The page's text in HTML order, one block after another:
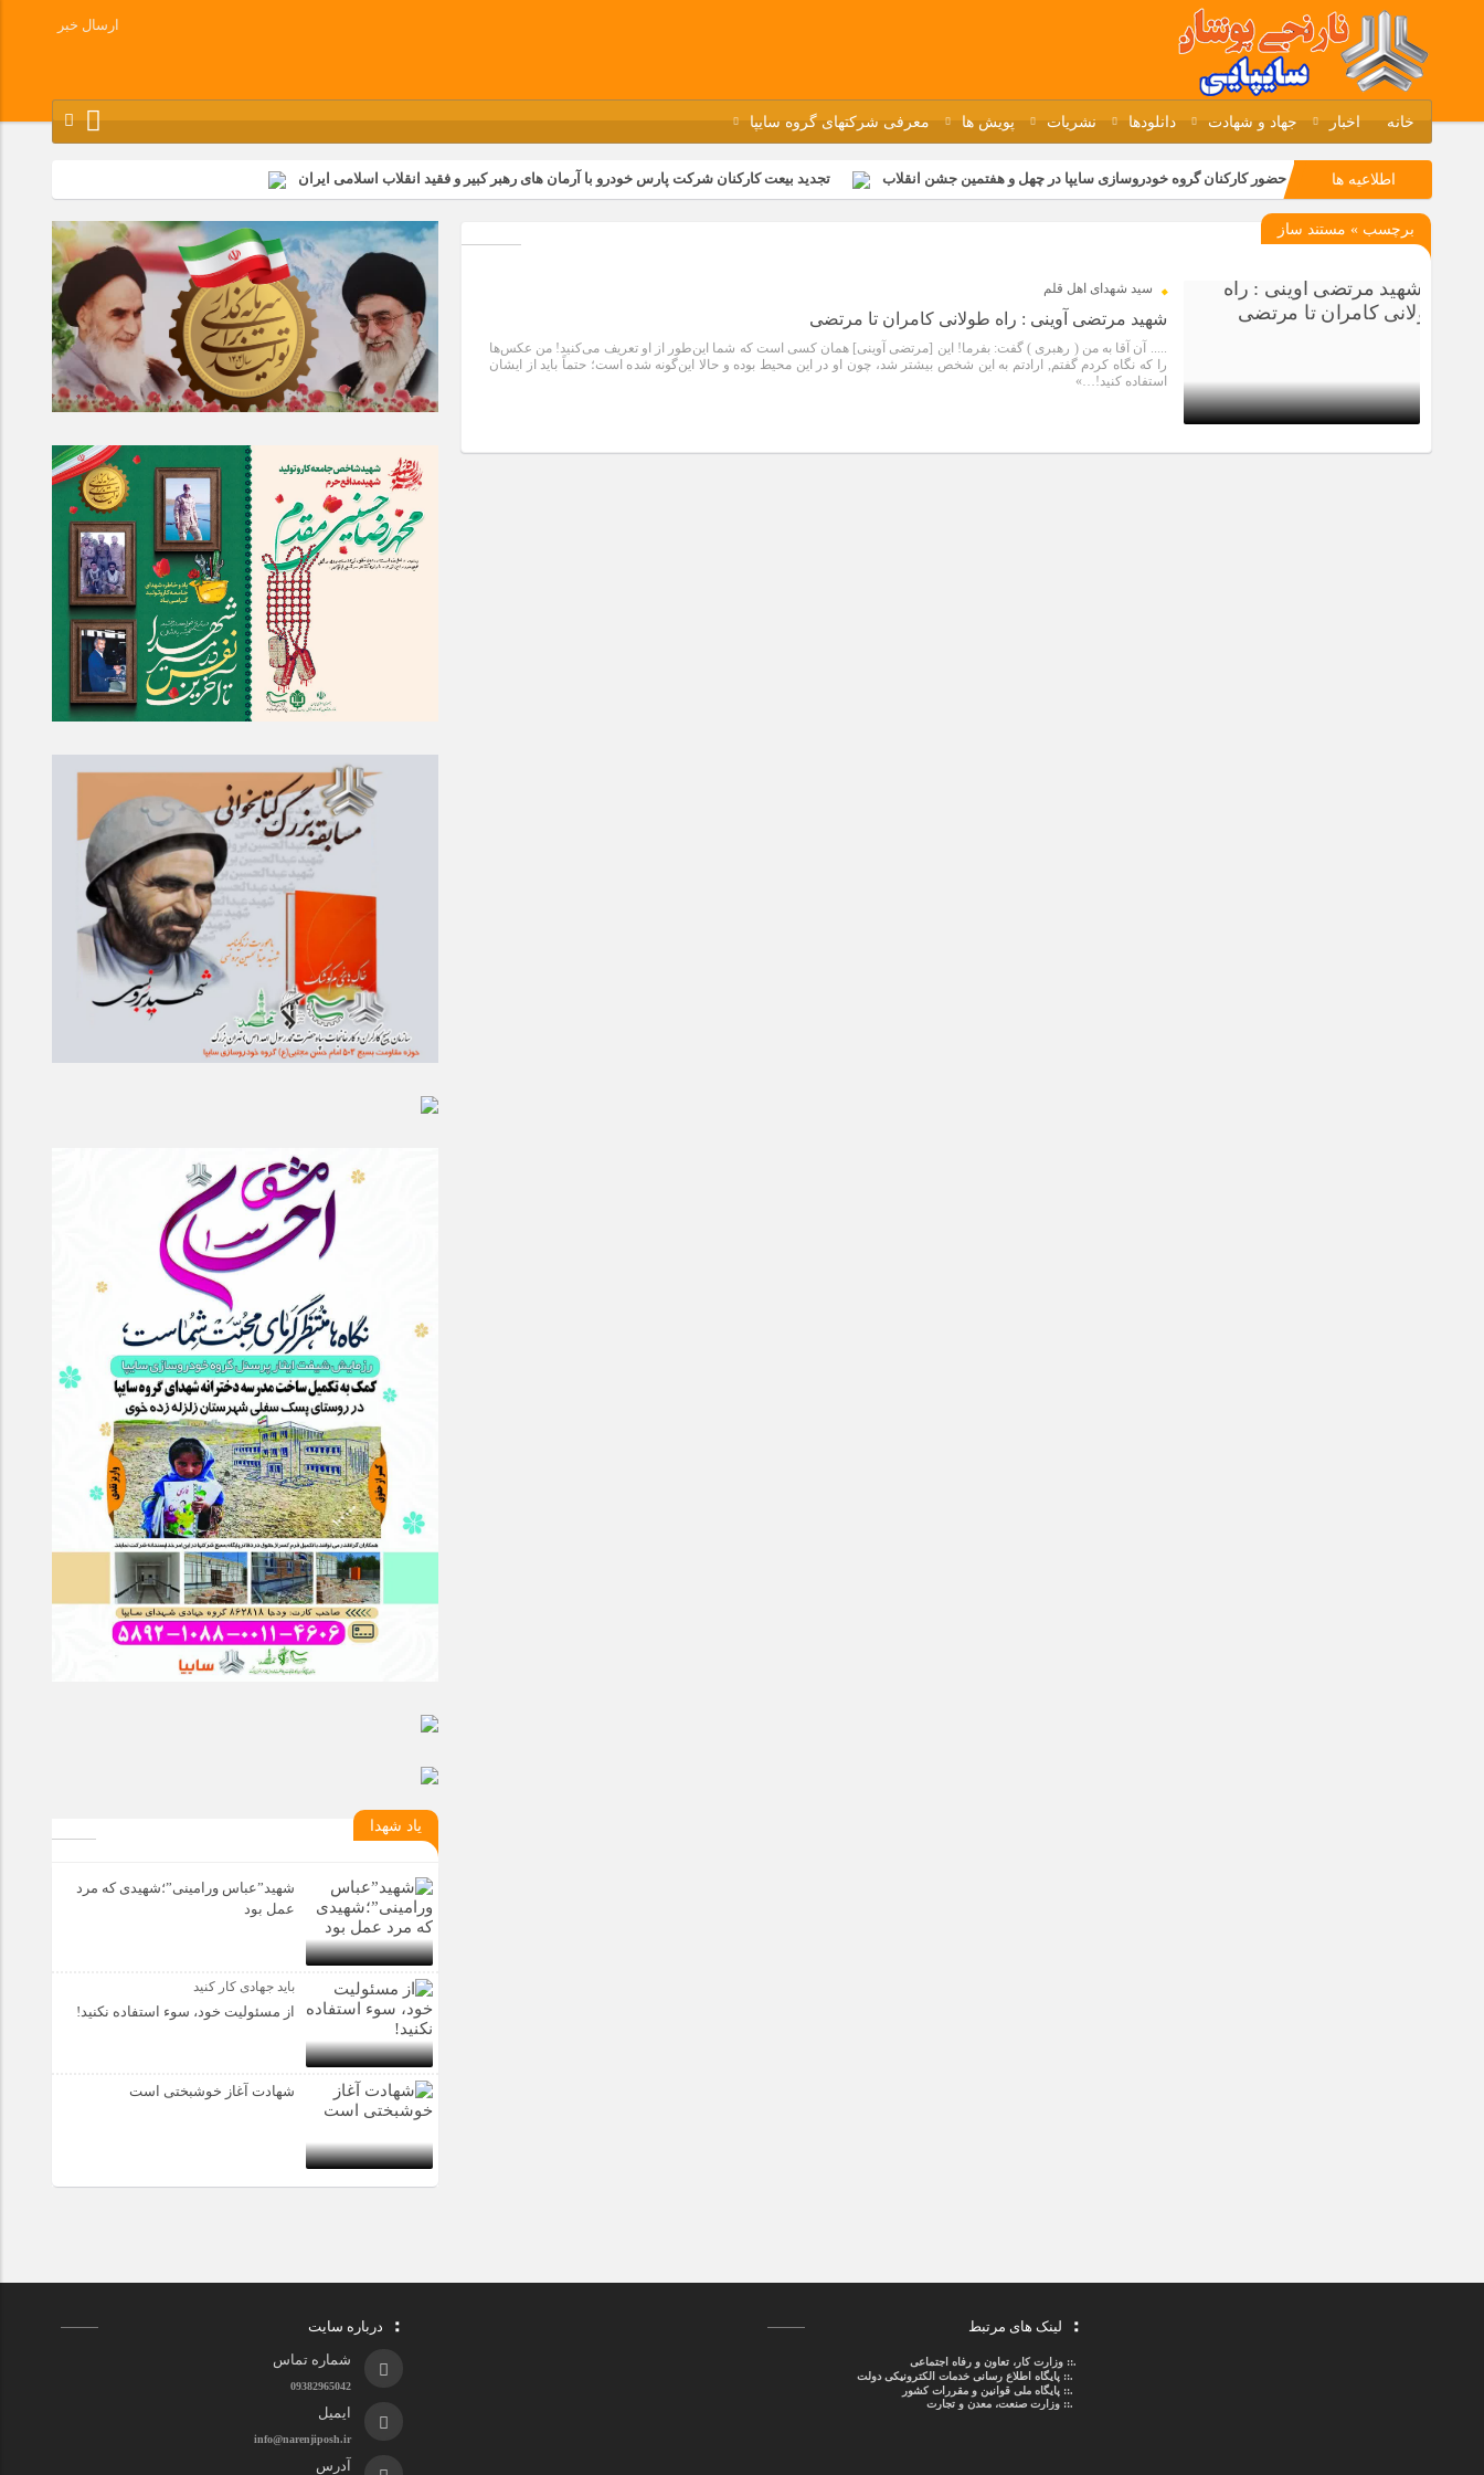
ارسال خبر
خانه اخبار جهاد و شهادت دانلودها نشریات پویش ها معرفی شرکتهای گروه سایپا
اطلاعیه ها حضور کارکنان گروه خودروسازی سایپا در چهل و هفتمین جشن انقلاب تجدید بیعت کارکنان شرکت پارس خودرو با آرمان های رهبر کبیر و فقید انقلاب اسلامی ایران
مسابقات ورزشی در مگاموتوربا استقبال کارکنان برگزار شد
مراسم بزرگداشت سالروز آزادسازی خرمشهر در شرکت پارس خودرو برگزار شد
مراسم گرامیداشت سالروز آزادسازی خرمشهر در نمازخانه فاطمیه مگاموتور تیم شهدای مگاموتور در بزرگترین مسابقات گل کوچک جهان شرکت کرد
برچسب » مستند ساز
4 سال قبل
سید شهدای اهل قلم
شهید مرتضی آوینی : راه طولانی کامران تا مرتضی
..... آن آقا به من ( رهبری ) گفت: بفرما! این [مرتضی آوینی] همان کسی است که شما این‌طور از او تعریف می‌کنید! من عکس‌ها
را که نگاه کردم گفتم, ارادتم به این شخص بیشتر شد، چون او در این محیط بوده و حالا این‌گونه شده است؛ حتماً باید از ایشان
استفاده کنید!…»
یاد شهدا
شهید”عباس ورامینی”؛شهیدی که مرد
عمل بود
باید جهادی کار کنید
از مسئولیت خود، سوء استفاده نکنید!
شهادت آغاز خوشبختی است
لینک های مرتبط
.::وزارت کار، تعاون و رفاه اجتماعی
.::پایگاه اطلاع رسانی خدمات الکترونیکی دولت
.::پایگاه ملی قوانین و مقررات کشور
.:: وزارت صنعت، معدن و تجارت
درباره سایت
شماره تماس
09382965042
ایمیل
info@narenjiposh.ir
آدرس